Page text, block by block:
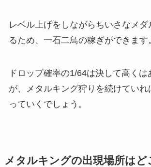
レベル上げをしながらちいさなメ
るため、一石二鳥の稼ぎができます
ドロップ確率の1/64は決して高くは
が、メタルキング狩りを続けていれ
っていくでしょう。
メタルキングの出現場所はど